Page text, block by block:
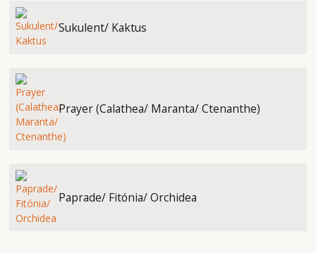
Sukulent/ Kaktus
Prayer (Calathea/ Maranta/ Ctenanthe)
Paprade/ Fitónia/ Orchidea